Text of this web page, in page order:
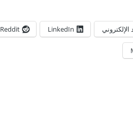
الإلكتروني LinkedIn
Reddit